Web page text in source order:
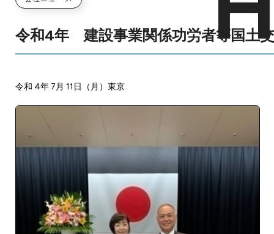
令和4年 建設事業関係功労者等国土
令和 4年 7月 11日（月）東京